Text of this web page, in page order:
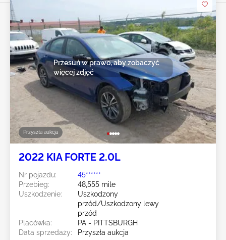
Przyszła aukcja
Przesuń w prawo, aby zobaczyć
więcej zdjęć
2022 KIA FORTE 2.0L
Nr pojazdu:
45******
Przebieg:
48,555 mile
Uszkodzenie:
Uszkodzony
przód/Uszkodzony lewy
przód
Placówka:
PA - PITTSBURGH
Data sprzedaży:
Przyszła aukcja